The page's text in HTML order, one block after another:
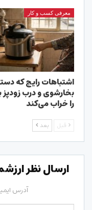
معرفی کسب و کار
اشتباهات رایج که
بخارشوی و درب زودپز
را خراب می‌کند
قبل بعد
ارسال نظر
آدرس